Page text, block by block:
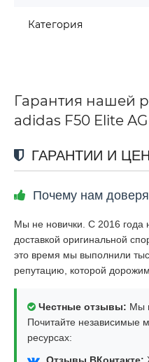
Категория
Гарантия нашей
adidas F50 Elite
ГАРАНТИИ И
Почему нам
Мы не новички. С 2016 года
доставкой оригинальной
это время мы выполнили
репутацию, которой дорожим.
Честные отзывы: Мы
Почитайте независимые
ресурсах: